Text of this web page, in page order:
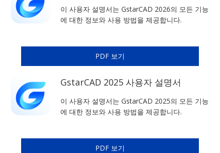
이 사용자 설명서는 GstarCAD 2026의 모든 기능
에 대한 정보와 사용 방법을 제공합니다.
PDF 보기
GstarCAD 2025 사용자 설명서
이 사용자 설명서는 GstarCAD 2025의 모든 기능
에 대한 정보와 사용 방법을 제공합니다.
PDF 보기